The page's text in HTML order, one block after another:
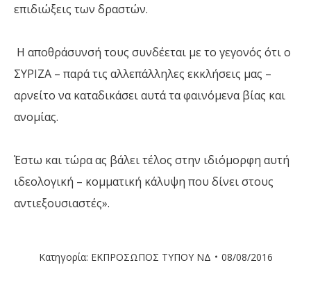
επιδιώξεις των δραστών.
Η αποθράσυνσή τους συνδέεται με το γεγονός ότι ο
ΣΥΡΙΖΑ – παρά τις αλλεπάλληλες εκκλήσεις μας –
αρνείτο να καταδικάσει αυτά τα φαινόμενα βίας και
ανομίας.
Έστω και τώρα ας βάλει τέλος στην ιδιόμορφη αυτή
ιδεολογική – κομματική κάλυψη που δίνει στους
αντιεξουσιαστές».
Κατηγορία: ΕΚΠΡΟΣΩΠΟΣ ΤΥΠΟΥ ΝΔ 08/08/2016